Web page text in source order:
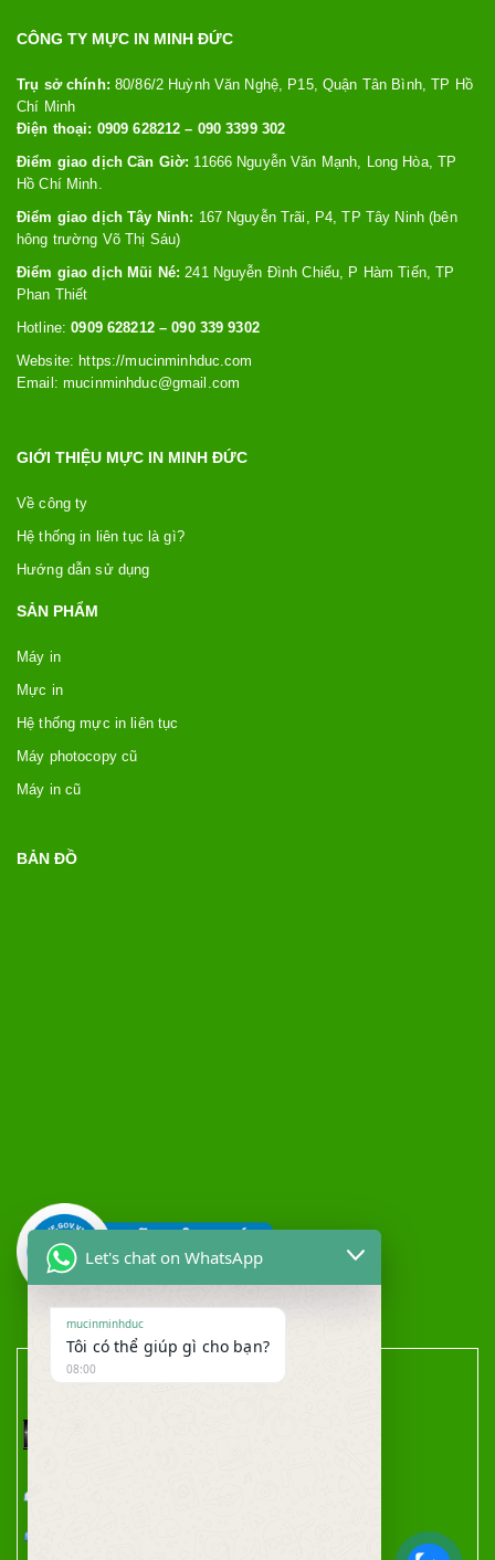
CÔNG TY MỰC IN MINH ĐỨC
Trụ sở chính: 80/86/2 Huỳnh Văn Nghệ, P15, Quận Tân Bình, TP Hồ
Chí Minh
Điện thoại: 0909 628212 – 090 3399 302
Điểm giao dịch Cần Giờ: 11666 Nguyễn Văn Mạnh, Long Hòa, TP
Hồ Chí Minh.
Điểm giao dịch Tây Ninh: 167 Nguyễn Trãi, P4, TP Tây Ninh (bên
hông trường Võ Thị Sáu)
Điểm giao dịch Mũi Né:241 Nguyễn Đình Chiểu, P Hàm Tiến, TP
Phan Thiết
Hotline:0909 628212 – 090 339 9302
Website: https://mucinminhduc.com
Email: mucinminhduc@gmail.com
GIỚI THIỆU MỰC IN MINH ĐỨC
Về công ty
Hệ thống in liên tục là gì?
Hướng dẫn sử dụng
SẢN PHẨM
Máy in
Mực in
Hệ thống mực in liên tục
Máy photocopy cũ
Máy in cũ
BẢN ĐỒ
THỐNG KÊ TRUY CẬP
Let's chat on WhatsApp
mucinminhduc
Tôi có thể giúp gì cho bạn?
08:00